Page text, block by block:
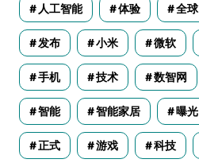
人工智能 体验 全球
发布 小米 微软
手机 技术 数智网
智能 智能家居 曝光
正式 游戏 科技